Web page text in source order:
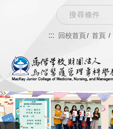
要
內
容
::: 回校首頁 首頁